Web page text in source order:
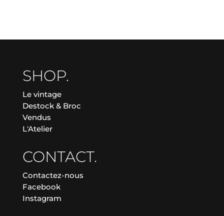
SHOP.
Le vintage
Destock & Broc
Vendus
L'Atelier
CONTACT.
Contactez-nous
Facebook
Instagram